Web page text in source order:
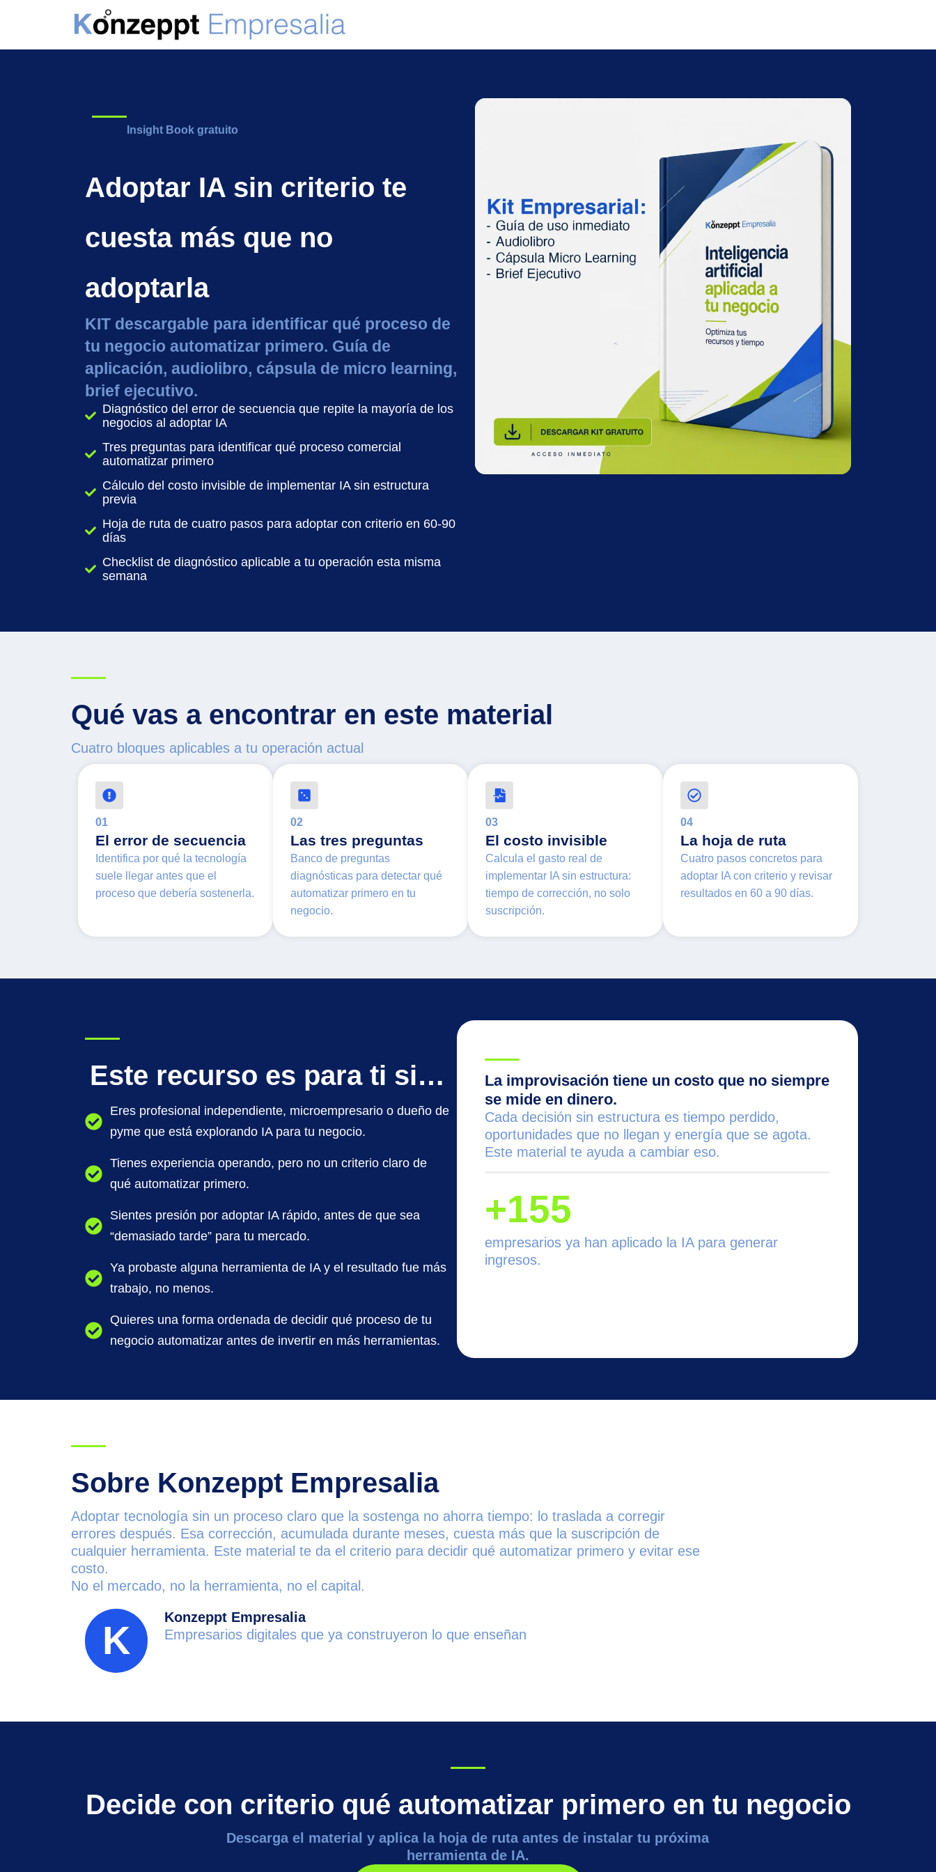
Insight Book gratuito
Adoptar IA sin criterio te
cuesta más que no
adoptarla
KIT descargable para identificar qué proceso de
tu negocio automatizar primero. Guía de
aplicación, audiolibro, cápsula de micro learning,
brief ejecutivo.
Diagnóstico del error de secuencia que repite la mayoría de los
negocios al adoptar IA
Tres preguntas para identificar qué proceso comercial
automatizar primero
Cálculo del costo invisible de implementar IA sin estructura
previa
Hoja de ruta de cuatro pasos para adoptar con criterio en 60-90
días
Checklist de diagnóstico aplicable a tu operación esta misma
semana
Qué vas a encontrar en este material
Cuatro bloques aplicables a tu operación actual
01
El error de secuencia
Identifica por qué la tecnología
suele llegar antes que el
proceso que debería sostenerla.
02
Las tres preguntas
Banco de preguntas
diagnósticas para detectar qué
automatizar primero en tu
negocio.
03
El costo invisible
Calcula el gasto real de
implementar IA sin estructura:
tiempo de corrección, no solo
suscripción.
04
La hoja de ruta
Cuatro pasos concretos para
adoptar IA con criterio y revisar
resultados en 60 a 90 días.
Este recurso es para ti si…
Eres profesional independiente, microempresario o dueño de
pyme que está explorando IA para tu negocio.
Tienes experiencia operando, pero no un criterio claro de
qué automatizar primero.
Sientes presión por adoptar IA rápido, antes de que sea
“demasiado tarde” para tu mercado.
Ya probaste alguna herramienta de IA y el resultado fue más
trabajo, no menos.
Quieres una forma ordenada de decidir qué proceso de tu
negocio automatizar antes de invertir en más herramientas.
La improvisación tiene un costo que no siempre
se mide en dinero.
Cada decisión sin estructura es tiempo perdido,
oportunidades que no llegan y energía que se agota.
Este material te ayuda a cambiar eso.
+155
empresarios ya han aplicado la IA para generar
ingresos.
Sobre Konzeppt Empresalia
Adoptar tecnología sin un proceso claro que la sostenga no ahorra tiempo: lo traslada a corregir
errores después. Esa corrección, acumulada durante meses, cuesta más que la suscripción de
cualquier herramienta. Este material te da el criterio para decidir qué automatizar primero y evitar ese
costo.
No el mercado, no la herramienta, no el capital.
K
Konzeppt Empresalia
Empresarios digitales que ya construyeron lo que enseñan
Decide con criterio qué automatizar primero en tu negocio
Descarga el material y aplica la hoja de ruta antes de instalar tu próxima
herramienta de IA.